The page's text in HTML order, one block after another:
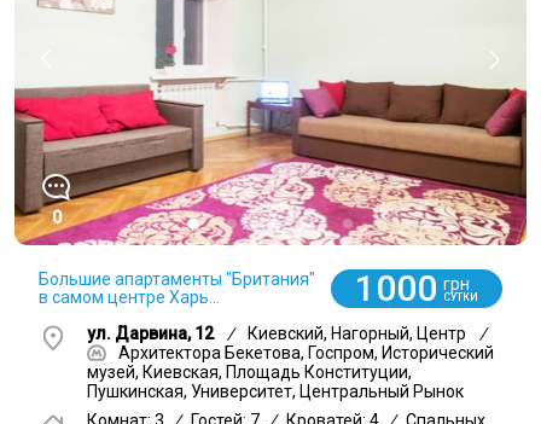
0
Большие апартаменты "Британия"
в самом центре Харь...
1000 грн
СУТКИ
ул. Дарвина, 12 / Киевский, Нагорный, Центр
/
Архитектора Бекетова, Госпром, Исторический
музей, Киевская, Площадь Конституции,
Пушкинская, Университет, Центральный Рынок
Комнат: 3
/ Гостей: 7 / Кроватей: 4 / Спальных